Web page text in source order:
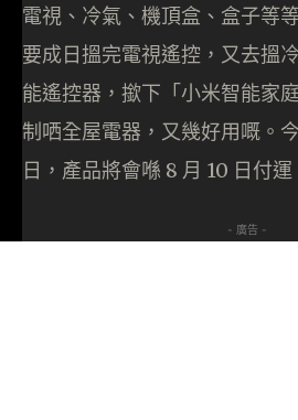
電視、冷氣、機頂盒、盒子等
要成日搵完電視遙控，又去搵
能遙控器，撳下「小米智能家
制哂全屋電器，又幾好用嘅。
日，產品將會喺 8 月 10 日付運
- 廣告 -